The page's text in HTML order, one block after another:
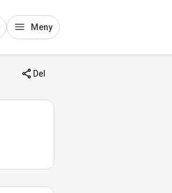
Meny
Del